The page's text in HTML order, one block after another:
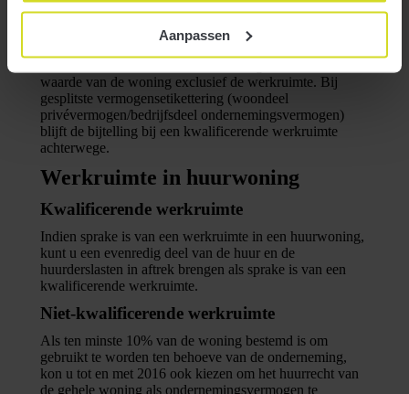
Aanpassen
Voor de meeste woningen is dit in 2020 1,55%. Bij een
niet-kwalificerende werkruimte moet u daarbij uitgaan
waarde van de woning exclusief de werkruimte. Bij
gesplitste vermogensetikettering (woondeel
privévermogen/bedrijfsdeel ondernemingsvermogen)
blijft de bijtelling bij een kwalificerende werkruimte
achterwege.
Werkruimte in huurwoning
Kwalificerende werkruimte
Indien sprake is van een werkruimte in een huurwoning,
kunt u een evenredig deel van de huur en de
huurderslasten in aftrek brengen als sprake is van een
kwalificerende werkruimte.
Niet-kwalificerende werkruimte
Als ten minste 10% van de woning bestemd is om
gebruikt te worden ten behoeve van de onderneming,
kon u tot en met 2016 ook kiezen om het huurrecht van
de gehele woning als ondernemingsvermogen te